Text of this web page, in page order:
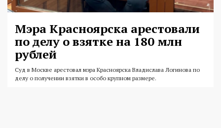
Мэра Красноярска арестовали
по делу о взятке на 180 млн
рублей
Суд в Москве арестовал мэра Красноярска Владислава Логинова по
делу о получении взятки в особо крупном размере.